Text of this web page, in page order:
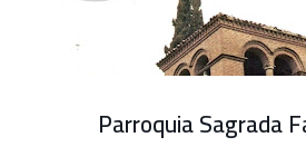
Parroquia Sagrada